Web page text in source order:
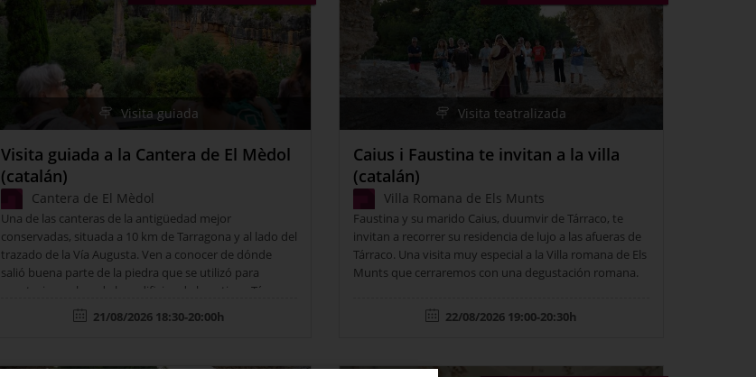
Visita guiada
Visita guiada a la Cantera de El Mèdol
(catalán)
Cantera de El Mèdol
Una de las canteras de la antigüedad mejor
conservadas, situada a 10 km de Tarragona y al lado del
trazado de la Vía Augusta. Ven a conocer de dónde
salió buena parte de la piedra que se utilizó para
construir muchos de los edificios de la antigua Tárraco
y adéntrate en sus valores geológicos y
naturales. Punto de encuentro: Área de servicio El
21/08/2026 18:30-20:00h
Visita teatralizada
Caius i Faustina te invitan a la villa
(catalán)
Villa Romana de Els Munts
Faustina y su marido Caius, duumvir de Tárraco, te
invitan a recorrer su residencia de lujo a las afueras de
Tárraco. Una visita muy especial a la Villa romana de Els
Munts que cerraremos con una degustación romana.
22/08/2026 19:00-20:30h